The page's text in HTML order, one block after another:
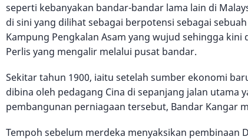
seperti kebanyakan bandar-bandar lama lain di
di sini yang dilihat sebagai berpotensi sebagai
Kampung Pengkalan Asam yang wujud sehingga
Perlis yang mengalir melalui pusat bandar.
Sekitar tahun 1900, iaitu setelah sumber ekonomi
dibina oleh pedagang Cina di sepanjang jalan utama
pembangunan perniagaan tersebut, Bandar Kangar
Tempoh sebelum merdeka menyaksikan pembinaan